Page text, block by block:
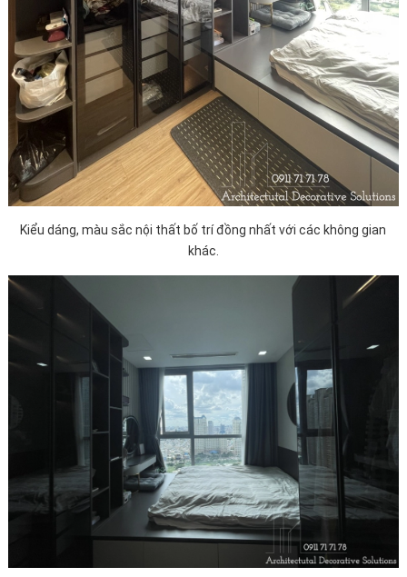
Kiểu dáng, màu sắc nội thất bố trí đồng nhất với các không gian
khác.